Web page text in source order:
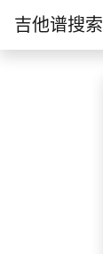
吉他谱搜索